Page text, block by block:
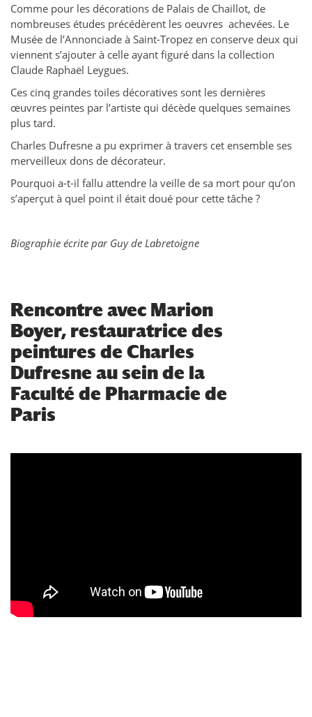
Comme pour les décorations de Palais de Chaillot, de
nombreuses études précédèrent les oeuvres achevées. Le
Musée de l’Annonciade à Saint-Tropez en conserve deux qui
viennent s’ajouter à celle ayant figuré dans la collection
Claude Raphaël Leygues.
Ces cinq grandes toiles décoratives sont les dernières
œuvres peintes par l’artiste qui décède quelques semaines
plus tard.
Charles Dufresne a pu exprimer à travers cet ensemble ses
merveilleux dons de décorateur.
Pourquoi a-t-il fallu attendre la veille de sa mort pour qu’on
s’aperçut à quel point il était doué pour cette tâche ?
Biographie écrite par Guy de Labretoigne
Rencontre avec Marion
Boyer, restauratrice des
peintures de Charles
Dufresne au sein de la
Faculté de Pharmacie de
Paris